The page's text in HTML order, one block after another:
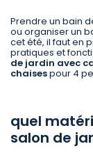
Prendre un bain
ou organiser un
cet été, il faut en
pratiques et
de jardin avec
chaisespour 4
quel
salon de